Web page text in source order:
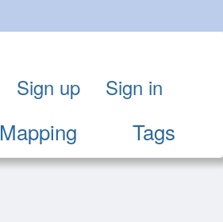
Mapping Tags
Sign up Sign in